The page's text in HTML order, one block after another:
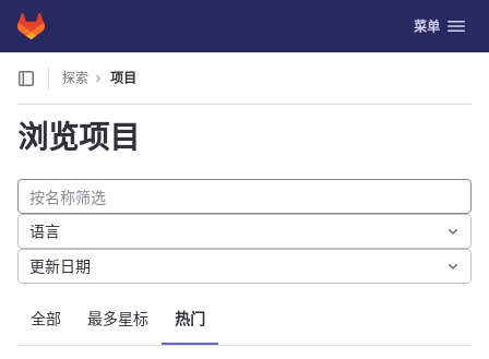
Skip to content
GitLab 切换导航
菜单
探索 项目
浏览项目
全部 最多星标 热门
语言
更新日期